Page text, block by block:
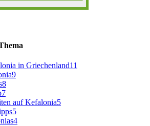
in Griechenland11
9
8
7
auf Kefalonia5
5
4